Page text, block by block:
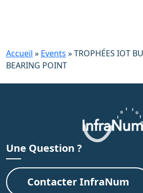
Accueil » Events »TROPHÉES IOT
BEARING POINT
Une Question ?
Contacter InfraNum